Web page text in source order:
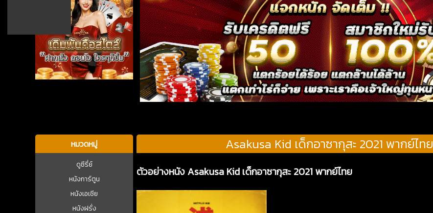
หมวดหมู่
ดูซีรี่ย์
หนังการ์ตูน
หนังเอเชีย
หนังฝรั่ง
Asakusa Kid เด็กอาซากุสะ 2021 พากย์ไทย
ตัวอย่างหนัง Asakusa Kid เด็กอาซากุสะ 2021 พากย์ไทย